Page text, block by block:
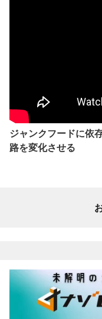
ジャンクフードに依
路を変化させる